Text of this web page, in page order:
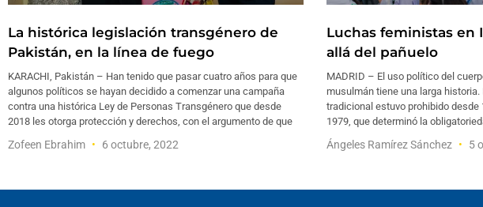
La histórica legislación transgénero de
Pakistán, en la línea de fuego
KARACHI, Pakistán – Han tenido que pasar cuatro años para que
algunos políticos se hayan decidido a comenzar una campaña
contra una histórica Ley de Personas Transgénero que desde
2018 les otorga protección y derechos, con el argumento de que
Zofeen Ebrahim 6 octubre, 2022
Luchas feministas en
allá del pañuelo
MADRID – El uso político del
musulmán tiene una larga
tradicional estuvo prohibido desde
1979, que determinó la
Ángeles Ramírez Sánchez 5